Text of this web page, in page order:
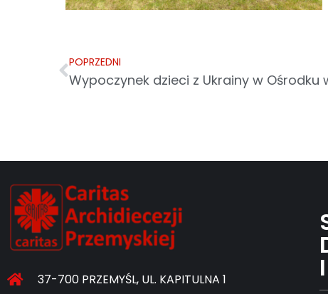
POPRZEDNI
Wypoczynek dzieci z Ukrainy w Ośrodku
37-700 PRZEMYŚL, UL. KAPITULNA 1